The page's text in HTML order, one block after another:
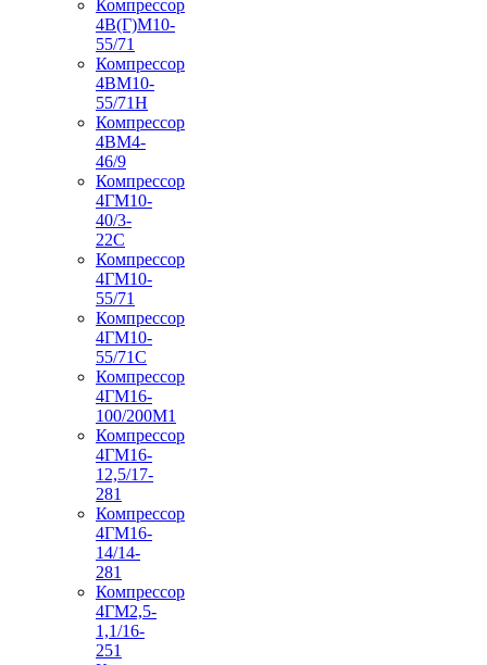
Компрессор
4В(Г)М10-
55/71
Компрессор
4ВМ10-
55/71Н
Компрессор
4ВМ4-
46/9
Компрессор
4ГМ10-
40/3-
22С
Компрессор
4ГМ10-
55/71
Компрессор
4ГМ10-
55/71С
Компрессор
4ГМ16-
100/200М1
Компрессор
4ГМ16-
12,5/17-
281
Компрессор
4ГМ16-
14/14-
281
Компрессор
4ГМ2,5-
1,1/16-
251